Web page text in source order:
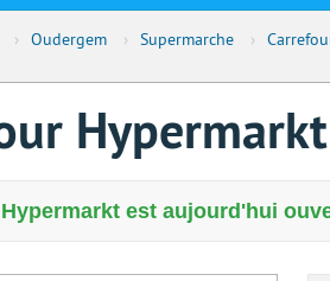
› Oudergem › Supermarche ›
Hypermarkt
est aujourd'hui